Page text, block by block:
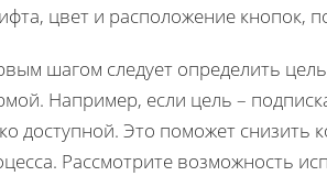
цвет и расположение кнопок,
шагом следует определить
Например, если цель –
доступной. Это поможет снизить
Рассмотрите возможность